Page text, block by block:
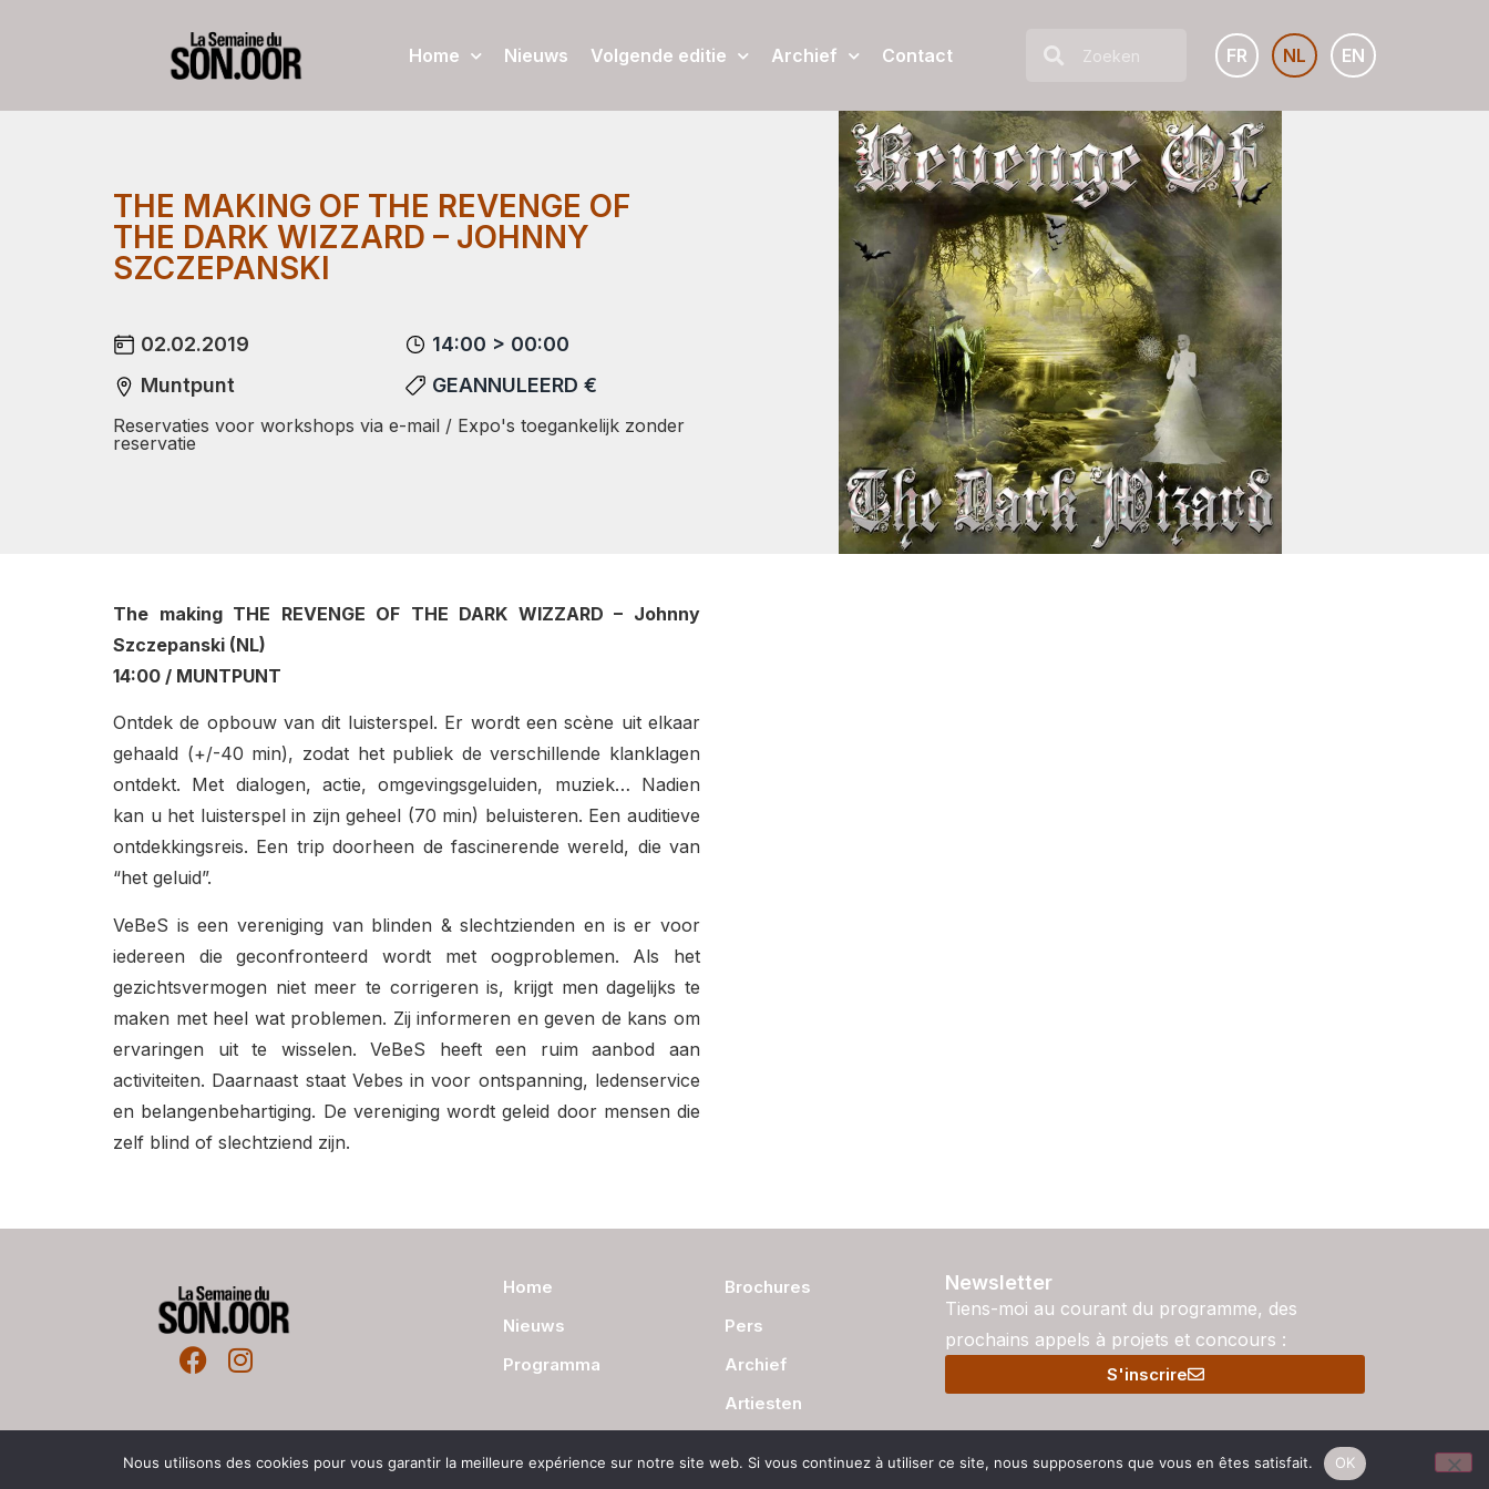
Home Nieuws Volgende editie Archief Contact FR NL EN
THE MAKING OF THE REVENGE OF
THE DARK WIZZARD – JOHNNY
SZCZEPANSKI
02.02.2019
Muntpunt
14:00 > 00:00
GEANNULEERD €
Reservaties voor workshops via e-mail / Expo's toegankelijk zonder
reservatie
The making THE REVENGE OF THE DARK WIZZARD – Johnny
Szczepanski (NL)
14:00 / MUNTPUNT
Ontdek de opbouw van dit luisterspel. Er wordt een scène uit elkaar
gehaald (+/-40 min), zodat het publiek de verschillende klanklagen
ontdekt. Met dialogen, actie, omgevingsgeluiden, muziek… Nadien
kan u het luisterspel in zijn geheel (70 min) beluisteren. Een auditieve
ontdekkingsreis. Een trip doorheen de fascinerende wereld, die van
“het geluid”.
VeBeS is een vereniging van blinden & slechtzienden en is er voor
iedereen die geconfronteerd wordt met oogproblemen. Als het
gezichtsvermogen niet meer te corrigeren is, krijgt men dagelijks te
maken met heel wat problemen. Zij informeren en geven de kans om
ervaringen uit te wisselen. VeBeS heeft een ruim aanbod aan
activiteiten. Daarnaast staat Vebes in voor ontspanning, ledenservice
en belangenbehartiging. De vereniging wordt geleid door mensen die
zelf blind of slechtziend zijn.
Home
Nieuws
Programma
Brochures
Pers
Archief
Artiesten
Newsletter
Tiens-moi au courant du programme, des
prochains appels à projets et concours :
S'inscrire
Nous utilisons des cookies pour vous garantir la meilleure expérience sur notre site web. Si vous continuez à utiliser ce site, nous supposerons que vous en êtes satisfait. OK